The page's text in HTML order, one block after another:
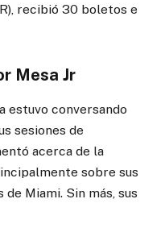
recibió 30 boletos e
Mesa Jr
estuvo conversando
sesiones de
acerca de la
sobre sus
Miami. Sin más, sus